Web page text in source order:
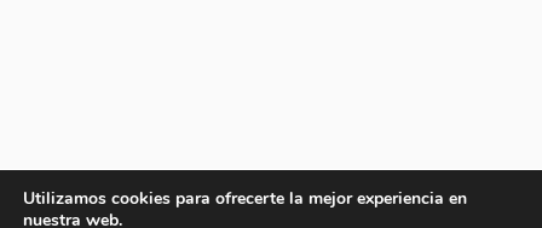
Utilizamos cookies para ofrecerte la mejor experiencia en
nuestra web.